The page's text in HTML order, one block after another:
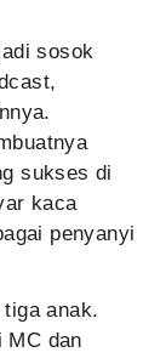
sosok
sukses di
kaca
penyanyi
anak.
MC dan